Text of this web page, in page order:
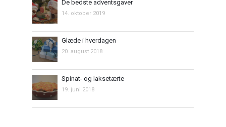
De bedste adventsgaver
14. oktober 2019
Glæde i hverdagen
20. august 2018
Spinat- og laksetærte
19. juni 2018